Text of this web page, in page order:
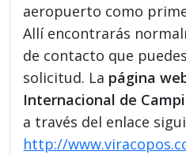
aeropuerto como
Allí encontrarás
de contacto que
solicitud. La página
Internacional de
a través del enlace
http://